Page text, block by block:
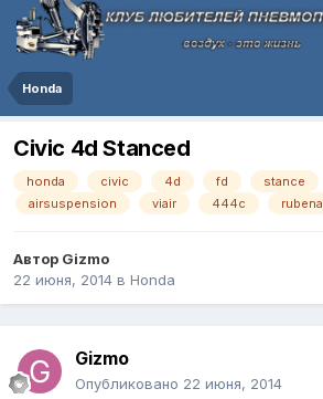
Honda
Civic 4d Stanced
honda civic 4d fd stance
airsuspension
viair 444c rubena
Автор Gizmo
22 июня, 2014 в Honda
Gizmo
Опубликовано 22 июня, 2014